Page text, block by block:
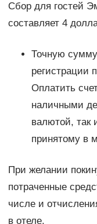
Сбор для гостей
составляет 4
Точную
регистрации
Оплатить
наличными
валютой, так
принятому в
При желании
потраченные
числе и
в отеле.